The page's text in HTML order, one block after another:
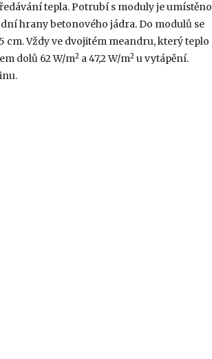
tepla. Potrubí s moduly je umístěno
hrany betonového jádra. Do modulů se
cm. Vždy ve dvojitém meandru, který teplo
dolů 62 W/m2a 47,2 W/m2u vytápění.